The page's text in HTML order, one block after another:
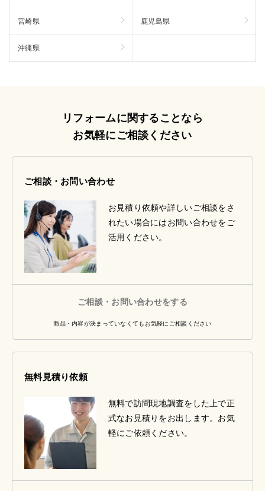
宮崎県 鹿児島県
沖縄県
リフォームに関することなら
お気軽にご相談ください
ご相談・お問い合わせ
お見積り依頼や詳しいご相談をさ
れたい場合にはお問い合わせをご
活用ください。
ご相談・お問い合わせをする
商品・内容が決まっていなくてもお気軽にご相談ください
無料見積り依頼
無料で訪問現地調査をした上で正
式なお見積りをお出します。お気
軽にご依頼ください。